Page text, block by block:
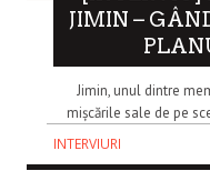
JIMIN –
Jimin, unul dintre
mișcările sale de pe
INTERVIURI